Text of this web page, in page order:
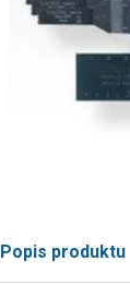
Popis produktu